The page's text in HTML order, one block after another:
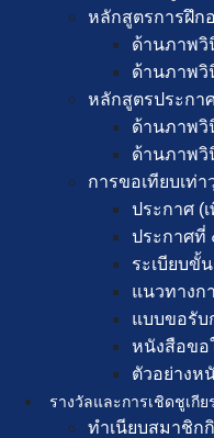
หลักสูตรการฝึก
ด้านภาพวิ
ด้านภาพวิ
หลักสูตรประกา
ด้านภาพวิ
ด้านภาพวิ
การขอเทียบเท่
ประกาศ (
ประกาศที่
ระเบียบขั้
แนวทางก
แบบขอรับ
หนังสือขอ
ตัวอย่างห
รางวัลและการเชิดชูเกีย
ทำเนียบสมาชิก